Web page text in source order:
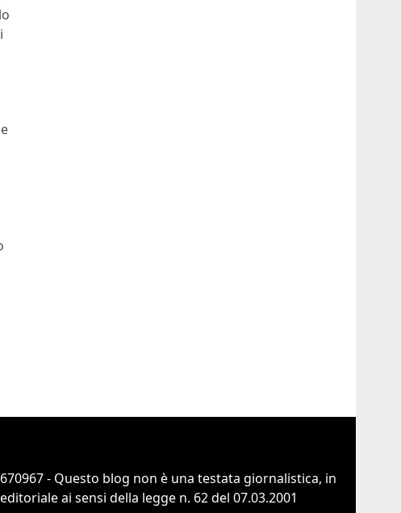
- Questo blog non è una testata giornalistica, in
ai sensi della legge n. 62 del 07.03.2001